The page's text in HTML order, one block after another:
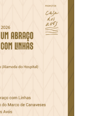
de
Eventos